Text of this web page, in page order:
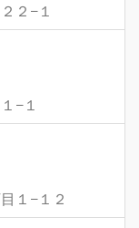
２−１
−１
１−１２